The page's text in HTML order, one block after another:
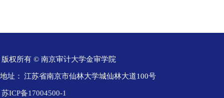
版权所有 © 南京审计大学金审学院
地址： 江苏省南京市仙林大学城仙林大道100号
苏ICP备17004500-1